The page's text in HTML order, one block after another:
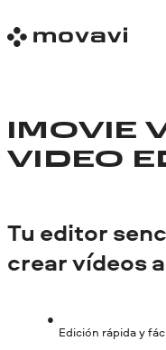
IMOVIE
VIDEO
Tu editor
crear vídeos
Edición rápida y